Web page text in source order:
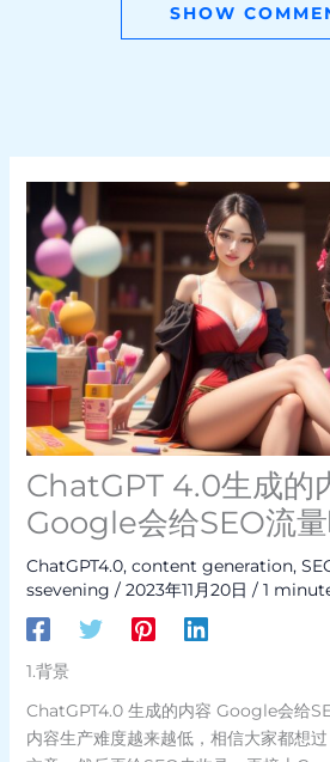
SHOW
ChatGPT 4.0生成的
Google会给SEO流量
ChatGPT4.0, content generation,
ssevening / 2023年11月20日 / 1
1.背景
ChatGPT4.0 生成的内容 Google会给
内容生产难度越来越低，相信大家都想